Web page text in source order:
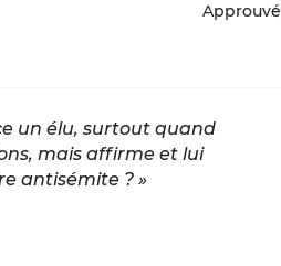
Approuvé
un élu, surtout quand
mais affirme et lui
antisémite ? »